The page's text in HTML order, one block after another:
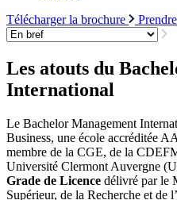
Télécharger la brochure
Les atouts du
International
Le Bachelor Management
Business, une école accréditée
membre de la CGE, de la
Université Clermont Auvergne
Grade de Licence délivré par le
Supérieur, de la Recherche et de